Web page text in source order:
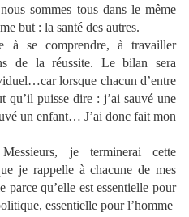
sommes tous dans le même
but : la santé des autres.
à se comprendre, à travailler
de la réussite. Le bilan sera
lorsque chacun d’entre
qu’il puisse dire : j’ai sauvé une
un enfant… J’ai donc fait mon
Messieurs, je terminerai cette
je rappelle à chacune de mes
parce qu’elle est essentielle pour
essentielle pour l’homme